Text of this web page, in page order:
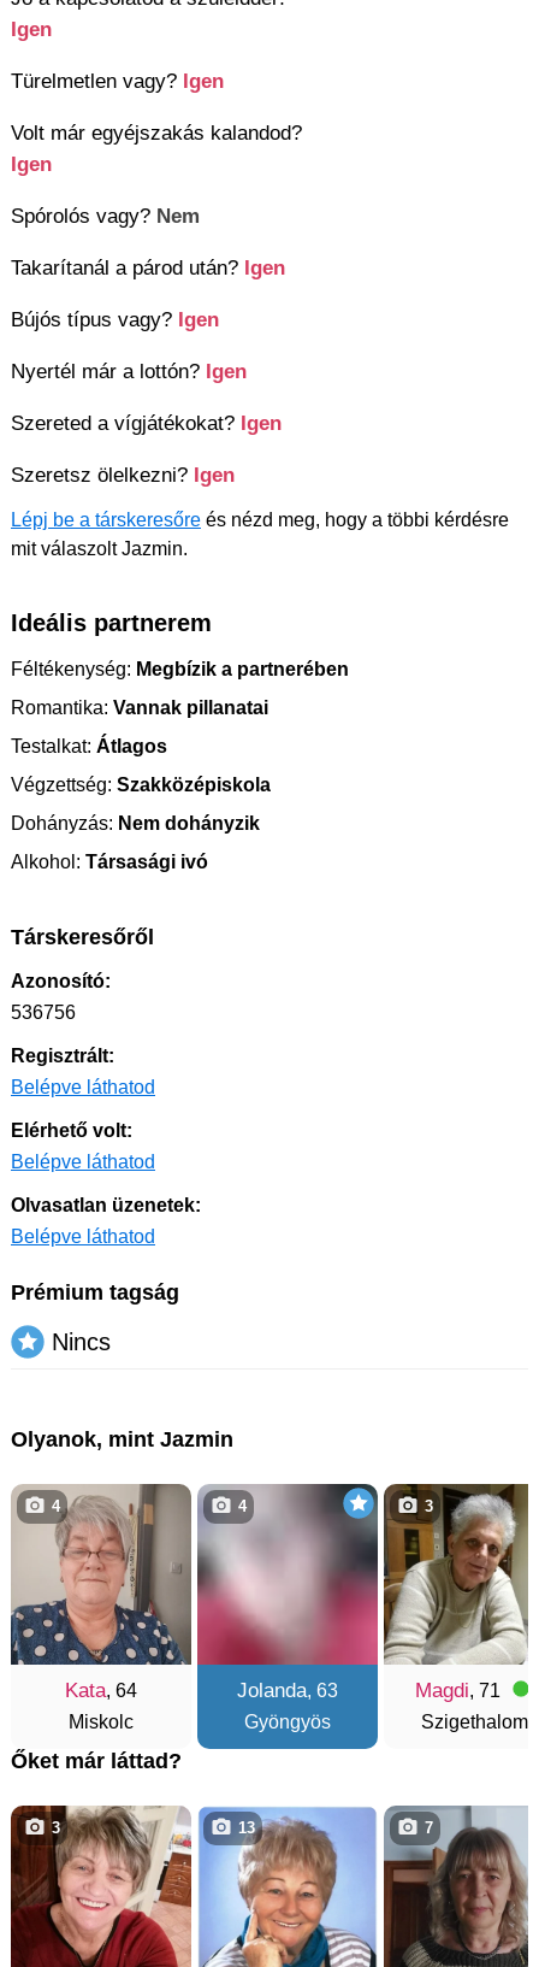
Igen
Türelmetlen vagy? Igen
Volt már egyéjszakás kalandod?
Igen
Spórolós vagy? Nem
Takarítanál a párod után? Igen
Bújós típus vagy? Igen
Nyertél már a lottón? Igen
Szereted a vígjátékokat? Igen
Szeretsz ölelkezni? Igen
Lépj be a társkeresőre és nézd meg, hogy a többi kérdésre
mit válaszolt Jazmin.
Ideális partnerem
Féltékenység: Megbízik a partnerében
Romantika: Vannak pillanatai
Testalkat: Átlagos
Végzettség: Szakközépiskola
Dohányzás: Nem dohányzik
Alkohol: Társasági ivó
Társkeresőről
Azonosító:
536756
Regisztrált:
Belépve láthatod
Elérhető volt:
Belépve láthatod
Olvasatlan üzenetek:
Belépve láthatod
Prémium tagság
Nincs
Olyanok, mint Jazmin
Kata, 64
Miskolc
4
Jolanda, 63
Gyöngyös
4
Magdi, 71
Szigethalom
3
Őket már láttad?
3 13 7